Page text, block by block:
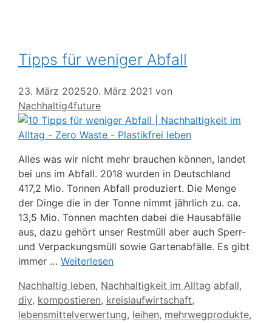
Tipps für weniger Abfall
23. März 202520. März 2021 von
Nachhaltig4future
Alles was wir nicht mehr brauchen können, landet
bei uns im Abfall. 2018 wurden in Deutschland
417,2 Mio. Tonnen Abfall produziert. Die Menge
der Dinge die in der Tonne nimmt jährlich zu. ca.
13,5 Mio. Tonnen machten dabei die Hausabfälle
aus, dazu gehört unser Restmüll aber auch Sperr-
und Verpackungsmüll sowie Gartenabfälle. Es gibt
immer … Weiterlesen
Kategorien
Nachhaltig leben, Nachhaltigkeit im Alltag abfall,
diy, kompostieren, kreislaufwirtschaft,
lebensmittelverwertung, leihen, mehrwegprodukte,